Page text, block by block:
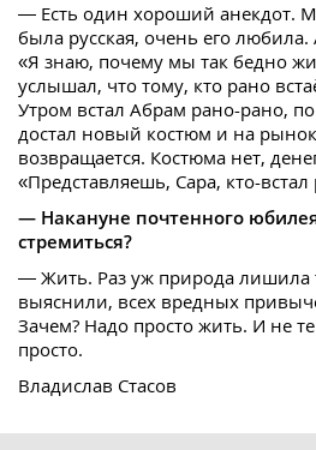
— Есть один хороший анекдот.
была русская, очень его
«Я знаю, почему мы так бедно
услышал, что тому, кто рано
Утром встал Абрам рано-рано,
достал новый костюм и на
возвращается. Костюма нет,
«Представляешь, Сара, кто-
— Накануне почтенного
стремиться?
— Жить. Раз уж природа лишила
выяснили, всех вредных
Зачем? Надо просто жить. И не
просто.
Владислав Стасов